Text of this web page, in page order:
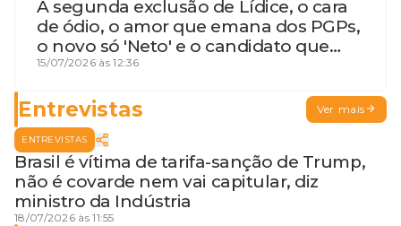
A segunda exclusão de Lídice, o cara
de ódio, o amor que emana dos PGPs,
o novo só 'Neto' e o candidato que
geme
15/07/2026 às 12:36
Entrevistas Ver mais
ENTREVISTAS
Brasil é vítima de tarifa-sanção de Trump,
não é covarde nem vai capitular, diz
ministro da Indústria
18/07/2026 às 11:55